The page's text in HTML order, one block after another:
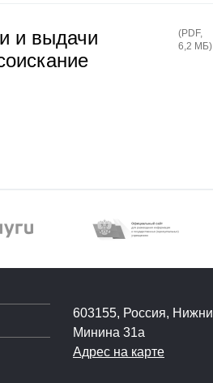
и выдачи
(PDF,
6,2 МБ)
603155, Россия,
Минина 31а
Адрес на карте